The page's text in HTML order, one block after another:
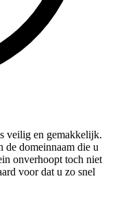
veilig en gemakkelijk.
de domeinnaam die u
onverhoopt toch niet
voor dat u zo snel